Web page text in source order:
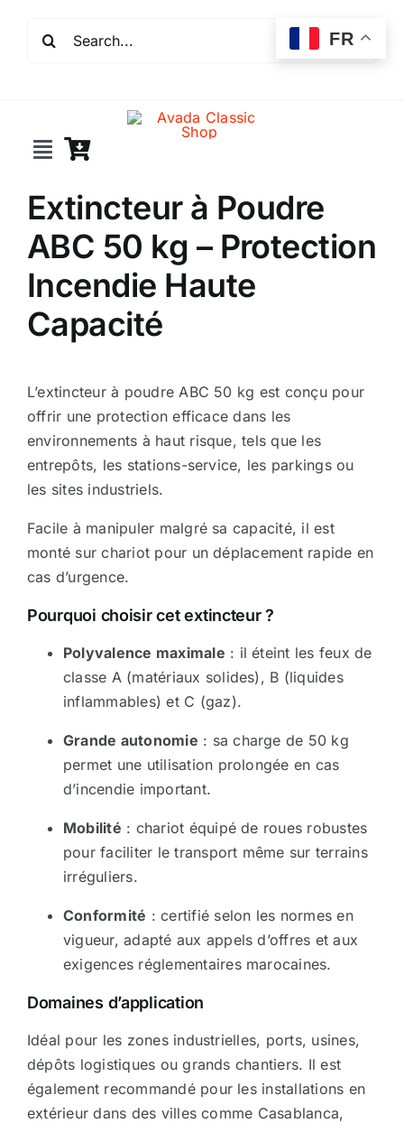
Toggle
Navigation
Incendie
Extincteurs
Robinet incendie
Sécurité incendie
BOUTIQUE
Extincteur à Poudre
ABC 50 kg – Protection
Incendie Haute
Capacité
L’extincteur à poudre ABC 50 kg est conçu pour
offrir une protection efficace dans les
environnements à haut risque, tels que les
entrepôts, les stations-service, les parkings ou
les sites industriels.
Facile à manipuler malgré sa capacité, il est
monté sur chariot pour un déplacement rapide en
cas d’urgence.
Pourquoi choisir cet extincteur ?
Polyvalence maximale : il éteint les feux de
classe A (matériaux solides), B (liquides
inflammables) et C (gaz).
Grande autonomie : sa charge de 50 kg
permet une utilisation prolongée en cas
d’incendie important.
Mobilité : chariot équipé de roues robustes
pour faciliter le transport même sur terrains
irréguliers.
Conformité : certifié selon les normes en
vigueur, adapté aux appels d’offres et aux
exigences réglementaires marocaines.
Domaines d’application
Idéal pour les zones industrielles, ports, usines,
dépôts logistiques ou grands chantiers. Il est
également recommandé pour les installations en
extérieur dans des villes comme Casablanca,
FR